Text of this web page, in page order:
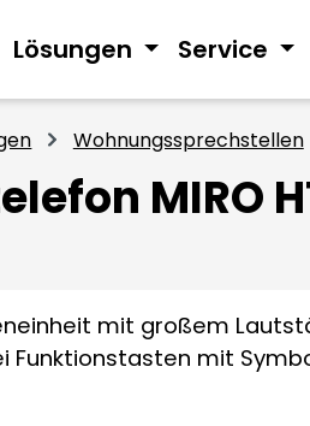
Lösungen Service
Wohnungssprechstellen
MIRO